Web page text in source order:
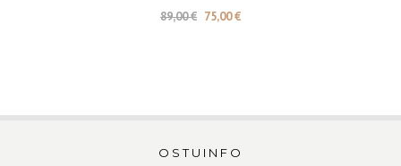
89,00€ Algne
75,00€Current
OSTUINFO